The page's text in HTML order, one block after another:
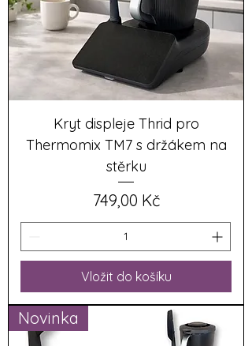
Kryt displeje Thrid pro
Thermomix TM7 s držákem na
stěrku
Cena
749,00 Kč
Vložit do košíku
Novinka